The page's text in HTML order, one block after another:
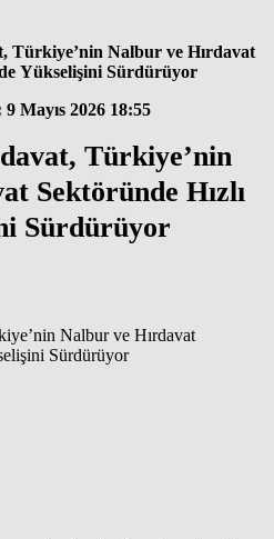
Türkiye’nin Nalbur ve Hırdavat
Yükselişini Sürdürüyor
Mayıs 2026 18:55
Türkiye’nin
Sektöründe Hızlı
Sürdürüyor